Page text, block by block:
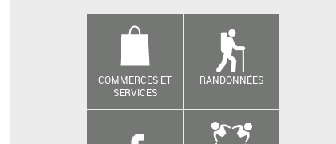
COMMERCES ET
SERVICES
RANDONNÉES